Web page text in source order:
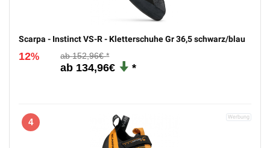
Scarpa - Instinct VS-R - Kletterschuhe Gr 36,5 schwarz/blau
12% 152,96€
134,96€
4